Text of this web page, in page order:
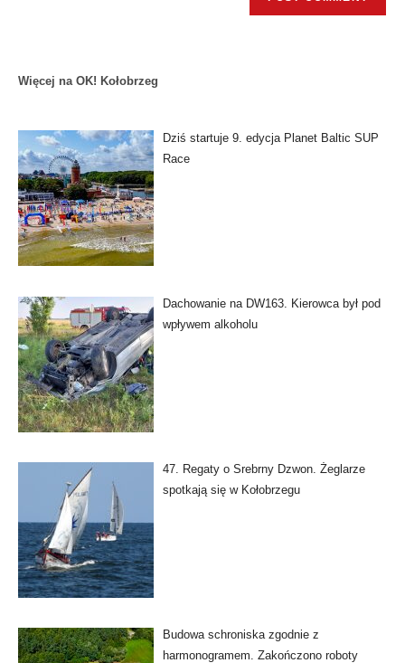
Więcej na OK! Kołobrzeg
Dziś startuje 9. edycja Planet Baltic SUP
Race
Dachowanie na DW163. Kierowca był pod
wpływem alkoholu
47. Regaty o Srebrny Dzwon. Żeglarze
spotkają się w Kołobrzegu
Budowa schroniska zgodnie z
harmonogramem. Zakończono roboty